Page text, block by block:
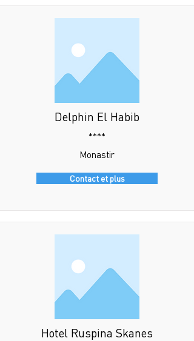
Delphin El Habib
****
Monastir
Contact et plus
Hotel Ruspina Skanes